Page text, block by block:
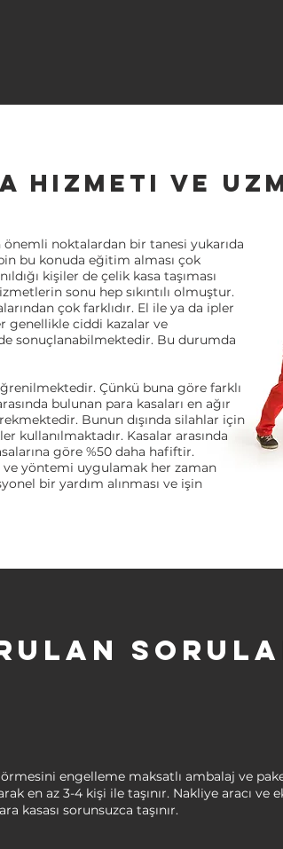
engelleme maksatlı ambalaj ve
en az 3-4 kişi ile taşınır. Nakliye aracı ve
kasası sorunsuzca taşınır.
Hizmeti ve
noktalardan bir tanesi yukarıda
bu konuda eğitim alması çok
kişiler de çelik kasa taşıması
sonu hep sıkıntılı olmuştur.
çok farklıdır. El ile ya da ipler
genellikle ciddi kazalar ve
sonuçlanabilmektedir. Bu durumda
Çünkü buna göre farklı
bulunan para kasaları en ağır
Bunun dışında silahlar için
kullanılmaktadır. Kasalar arasında
göre %50 daha hafiftir.
ve yöntemi uygulamak her zaman
bir yardım alınması ve işin